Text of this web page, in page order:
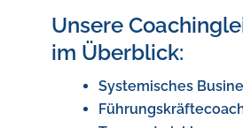
Unsere
im Überblick:
Systemisches